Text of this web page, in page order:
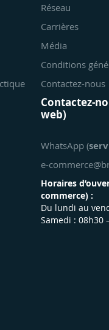
Réseau
Carrières
Média
Conditions
Contactez-nous
Contactez-
web)
WhatsApp (
e-
Horaires
commerce) :
Du lundi au
Samedi : 08h30